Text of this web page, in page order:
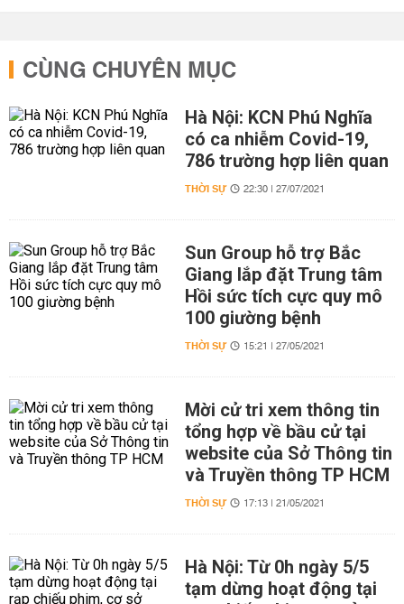
CÙNG CHUYÊN MỤC
Hà Nội: KCN Phú Nghĩa
có ca nhiễm Covid-19,
786 trường hợp liên quan
THỜI SỰ 22:30 | 27/07/2021
Sun Group hỗ trợ Bắc
Giang lắp đặt Trung tâm
Hồi sức tích cực quy mô
100 giường bệnh
THỜI SỰ 15:21 | 27/05/2021
Mời cử tri xem thông tin
tổng hợp về bầu cử tại
website của Sở Thông tin
và Truyền thông TP HCM
THỜI SỰ 17:13 | 21/05/2021
Hà Nội: Từ 0h ngày 5/5
tạm dừng hoạt động tại